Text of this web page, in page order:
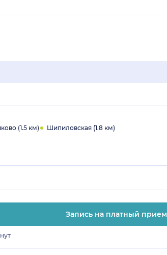
(1.5 км) Шипиловская (1.8 км)
Запись на платный прием